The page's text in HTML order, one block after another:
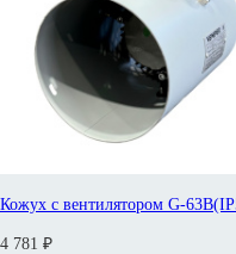
Кожух с вентилятором G-
4 781 ₽